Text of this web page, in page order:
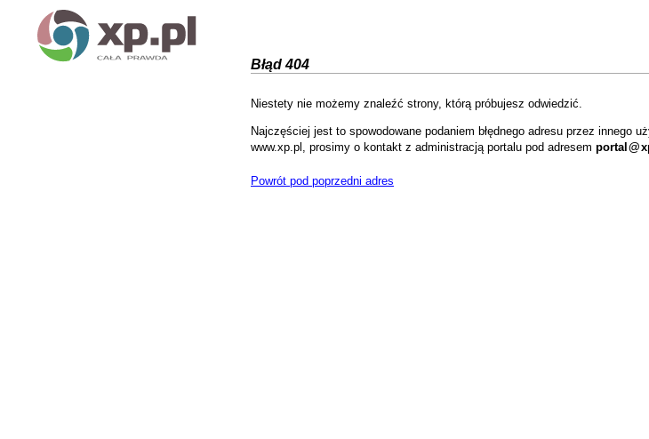
Błąd 404
Niestety nie możemy znaleźć strony, którą próbujesz odwiedzić.
Najczęściej jest to spowodowane podaniem błędnego adresu przez innego
www.xp.pl, prosimy o kontakt z administracją portalu pod adresem portal @
Powrót pod poprzedni adres